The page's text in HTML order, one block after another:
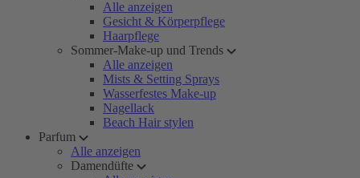
Alle anzeigen
Gesicht & Körperpflege
Haarpflege
Sommer-Make-up und Trends
Alle anzeigen
Mists & Setting Sprays
Wasserfestes Make-up
Nagellack
Beach Hair stylen
Parfum
Alle anzeigen
Damendüfte